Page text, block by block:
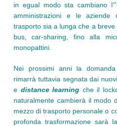
in egual modo sta cambiano
amministrazioni e le
trasporto sia a lunga che a
bus, car-sharing, fino alla
monopattini.
Nei prossimi anni la
rimarrà tuttavia segnata dai
e distance learning che il
naturalmente cambierà il modo
mezzo di trasporto personale o
profonda trasformazione sarà